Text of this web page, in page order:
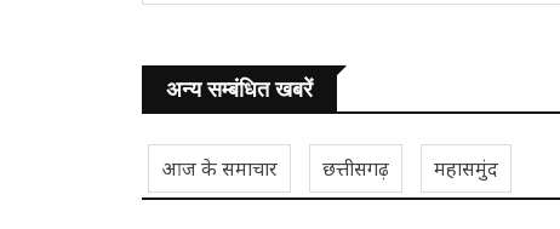
अन्य सम्बंधित खबरें
आज के समाचार छत्तीसगढ़ महासमुंद